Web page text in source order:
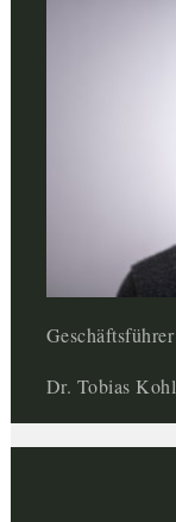
Geschäftsführer
Dr. Tobias Kohl